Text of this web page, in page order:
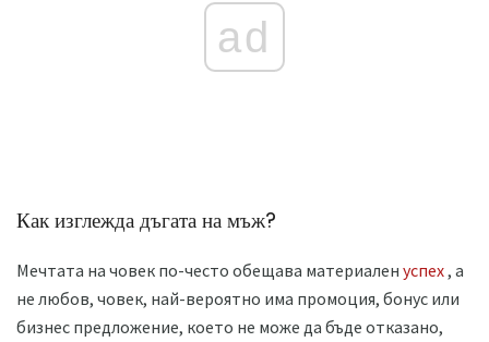
ad
Как изглежда дъгата на мъж?
Мечтата на човек по-често обещава материален успех, а
не любов, човек, най-вероятно има промоция, бонус или
бизнес предложение, което не може да бъде отказано,